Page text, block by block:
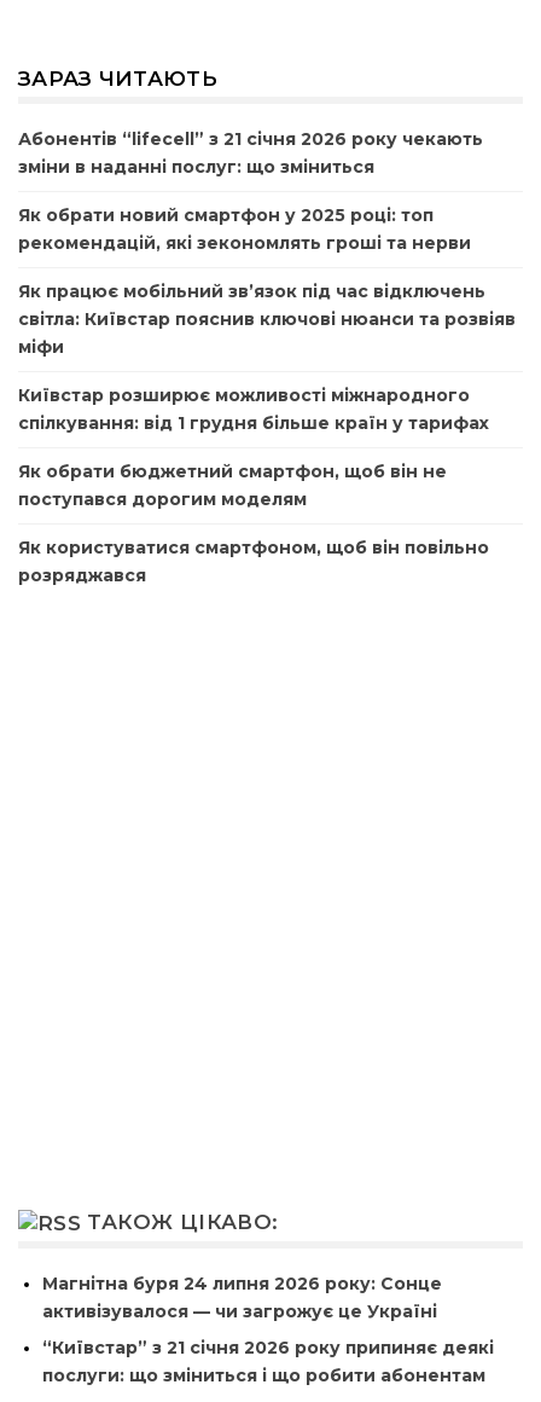
ЗАРАЗ ЧИТАЮТЬ
Абонентів “lifecell” з 21 січня 2026 року чекають
зміни в наданні послуг: що зміниться
Як обрати новий смартфон у 2025 році: топ
рекомендацій, які зекономлять гроші та нерви
Як працює мобільний зв’язок під час відключень
світла: Київстар пояснив ключові нюанси та розвіяв
міфи
Київстар розширює можливості міжнародного
спілкування: від 1 грудня більше країн у тарифах
Як обрати бюджетний смартфон, щоб він не
поступався дорогим моделям
Як користуватися смартфоном, щоб він повільно
розряджався
ТАКОЖ ЦІКАВО:
Магнітна буря 24 липня 2026 року: Сонце
активізувалося — чи загрожує це Україні
“Київстар” з 21 січня 2026 року припиняє деякі
послуги: що зміниться і що робити абонентам